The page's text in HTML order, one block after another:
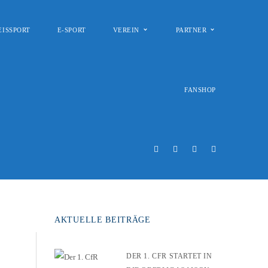
E-SPORT VEREIN PARTNER
FANSHOP
AKTUELLE BEITRÄGE
DER 1. CFR STARTET IN